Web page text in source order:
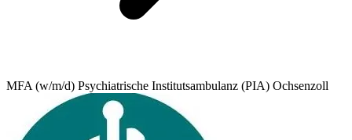
MFA (w/m/d) Psychiatrische Institutsambulanz (PIA) Ochsenzoll